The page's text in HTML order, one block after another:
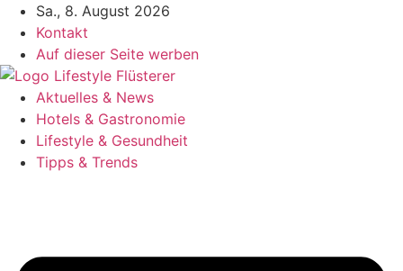
Zum
Inhalt
springen
Sa., 8. August 2026
Kontakt
Auf dieser Seite werben
Aktuelles & News
Hotels & Gastronomie
Lifestyle & Gesundheit
Tipps & Trends